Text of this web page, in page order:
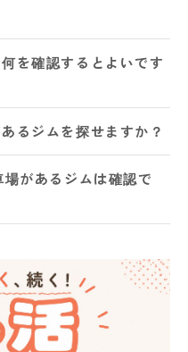
を確認するとよいです
るジムを探せますか？
があるジムは確認で